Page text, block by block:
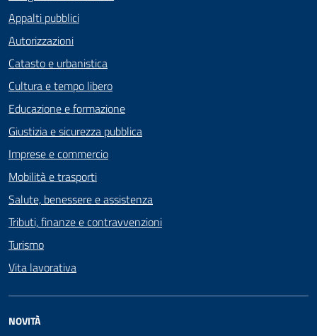
Appalti pubblici
Autorizzazioni
Catasto e urbanistica
Cultura e tempo libero
Educazione e formazione
Giustizia e sicurezza pubblica
Imprese e commercio
Mobilità e trasporti
Salute, benessere e assistenza
Tributi, finanze e contravvenzioni
Turismo
Vita lavorativa
NOVITÀ